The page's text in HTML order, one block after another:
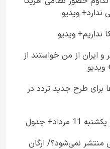
ندارد+ ویدیو
نداریم+ ویدیو
و ایران از من خواستند از
ویدیو
برای طرح جدید تردد در
جدول
منتشر نمی‌شود؟/ ارگان